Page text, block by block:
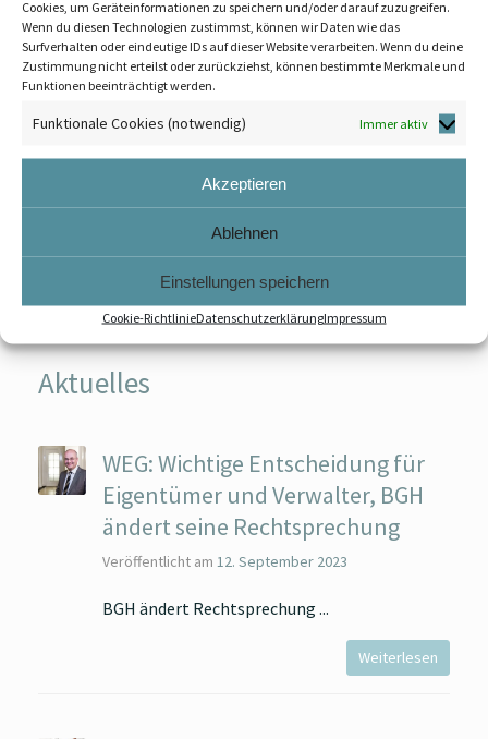
Cookies, um Geräteinformationen zu speichern und/oder darauf zuzugreifen.
Wenn du diesen Technologien zustimmst, können wir Daten wie das
Surfverhalten oder eindeutige IDs auf dieser Website verarbeiten. Wenn du deine
Zustimmung nicht erteilst oder zurückziehst, können bestimmte Merkmale und
Funktionen beeinträchtigt werden.
Funktionale Cookies (notwendig) Immer aktiv
Akzeptieren
Ablehnen
Einstellungen speichern
Cookie-RichtlinieDatenschutzerklärungImpressum
Aktuelles
WEG: Wichtige Entscheidung für
Eigentümer und Verwalter, BGH
ändert seine Rechtsprechung
Veröffentlicht am 12. September 2023
BGH ändert Rechtsprechung
Weiterlesen
LEXIKON ZUM WOHNUNGSEIGENTUM